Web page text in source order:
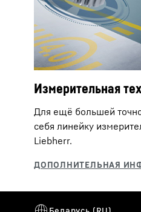
Измерительная
Для ещё большей
себя линейку
Liebherr.